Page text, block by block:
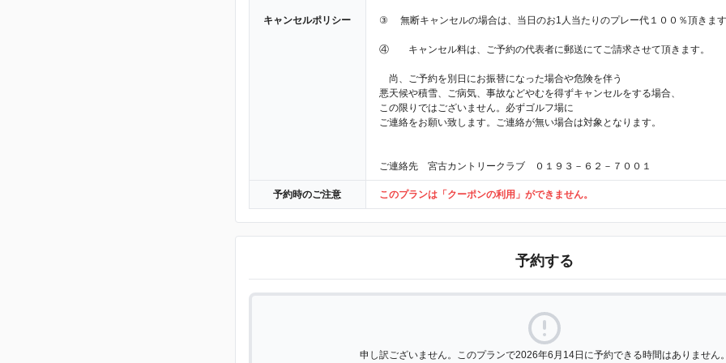
キャンセルポリシー ③ 無断キャンセルの場合は、当日のお1人当たりのプレー代１００％頂きま
④ キャンセル料は、ご予約の代表者に郵送にてご請求させて頂きます。
尚、ご予約を別日にお振替になった場合や危険を伴う
悪天候や積雪、ご病気、事故などやむを得ずキャンセルをする場合、
この限りではございません。必ずゴルフ場に
ご連絡をお願い致します。ご連絡が無い場合は対象となります。
ご連絡先 宮古カントリークラブ ０１９３－６２－７００１
予約時のご注意 このプランは「クーポンの利用」ができません。
予約する
申し訳ございません。このプランで2026年6月14日に予約できる時間はありません